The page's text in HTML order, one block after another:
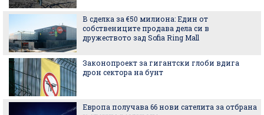
В сделка за €50 милиона: Един от
собствениците продава дела си в
дружеството зад Sofia Ring Mall
Законопроект за гигантски глоби вдига
дрон сектора на бунт
Европа получава 66 нови сателита за отбрана